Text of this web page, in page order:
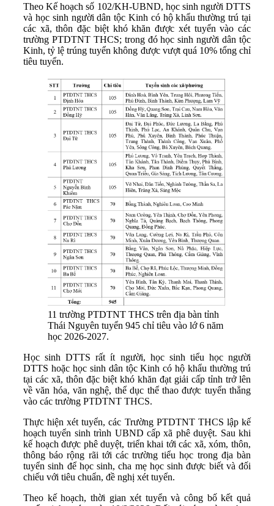
Theo Kế hoạch số 102/KH-UBND, học sinh người DTTS
và học sinh người dân tộc Kinh có hộ khẩu thường trú tại
các xã, thôn đặc biệt khó khăn được xét tuyển vào các
trường PTDTNT THCS; trong đó học sinh người dân tộc
Kinh, tỷ lệ trúng tuyển không được vượt quá 10% tổng chỉ
tiêu tuyển.
11 trường PTDTNT THCS trên địa bàn tỉnh
Thái Nguyên tuyển 945 chỉ tiêu vào lớ 6 năm
học 2026-2027.
Học sinh DTTS rất ít người, học sinh tiểu học người
DTTS hoặc học sinh dân tộc Kinh có hộ khẩu thường trú
tại các xã, thôn đặc biệt khó khăn đạt giải cấp tỉnh trở lên
về văn hóa, văn nghệ, thể dục thể thao được tuyển thẳng
vào các trường PTDTNT THCS.
Thực hiện xét tuyển, các Trường PTDTNT THCS lập kế
hoạch tuyển sinh trình UBND cấp xã phê duyệt. Sau khi
kế hoạch được phê duyệt, triển khai tới các xã, xóm, thôn,
thông báo rộng rãi tới các trường tiểu học trong địa bàn
tuyển sinh để học sinh, cha mẹ học sinh được biết và đối
chiếu với tiêu chuẩn, đề nghị xét tuyển.
Theo kế hoạch, thời gian xét tuyển và công bố kết quả